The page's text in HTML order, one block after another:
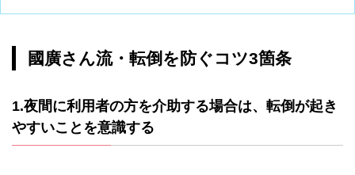
國廣さん流・転倒を防ぐコツ3箇条
1.夜間に利用者の方を介助する場合は、転倒が起き
やすいことを意識する